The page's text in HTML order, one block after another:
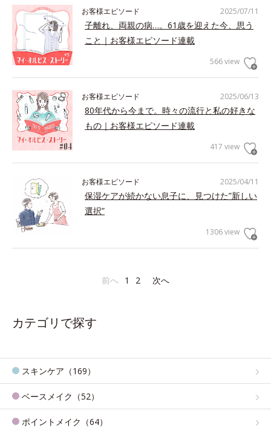
2025/07/11
お客様エピソード
子離れ、両親の病…。61歳を迎えた今、思う
こと｜お客様エピソード連載
566 view
2025/06/13
お客様エピソード
80年代から今まで。時々の流行と私の好きな
もの｜お客様エピソード連載
417 view
2025/04/11
お客様エピソード
保湿ケアが続かない息子に、見つけた”新しい
選択”
1306 view
前へ 1 2 次へ
カテゴリで探す
スキンケア（169）
ベースメイク（52）
ポイントメイク（64）